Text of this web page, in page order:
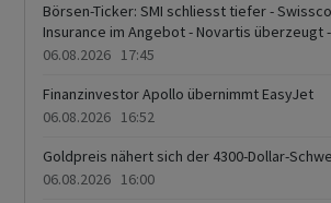
Börsen-Ticker: SMI schliesst tiefer -
Insurance im Angebot - Novartis überzeugt
schwach
06.08.2026 17:45
Finanzinvestor Apollo übernimmt EasyJet
06.08.2026 16:52
Goldpreis nähert sich der 4300-Dollar-
06.08.2026 16:00